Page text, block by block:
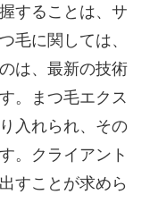
することは、サ
毛に関しては、
は、最新の技術
。まつ毛エクス
入れられ、その
。クライアント
すことが求めら